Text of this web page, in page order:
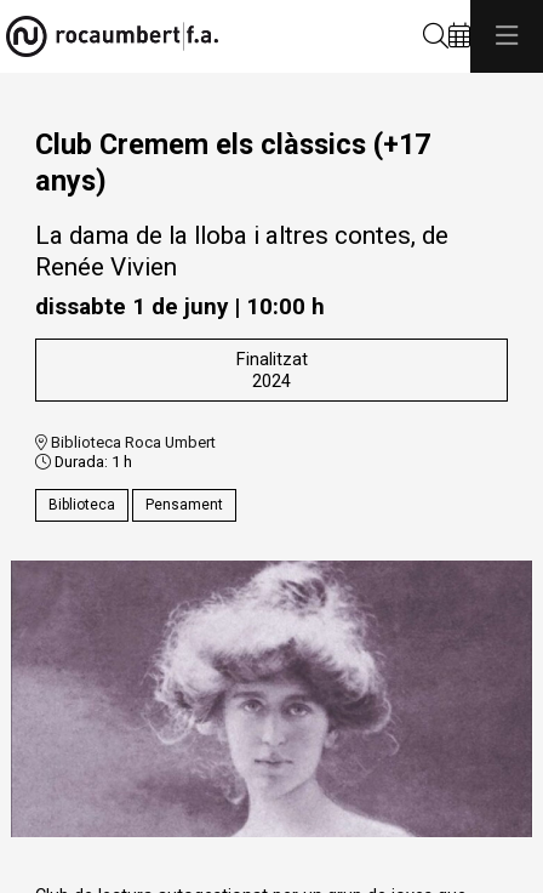
Club Cremem els clàssics (+17
anys)
La dama de la lloba i altres contes, de
Renée Vivien
dissabte 1 de juny| 10:00 h
Finalitzat
2024
Biblioteca Roca Umbert
Durada: 1 h
Biblioteca Pensament